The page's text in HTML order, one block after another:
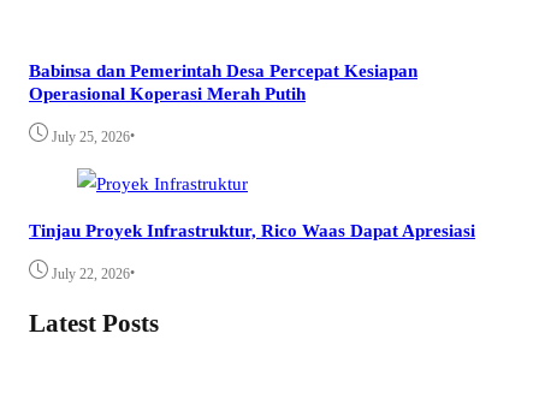
Babinsa dan Pemerintah Desa Percepat Kesiapan
Operasional Koperasi Merah Putih
July 25, 2026•
Tinjau Proyek Infrastruktur, Rico Waas Dapat Apresiasi
July 22, 2026•
Latest Posts